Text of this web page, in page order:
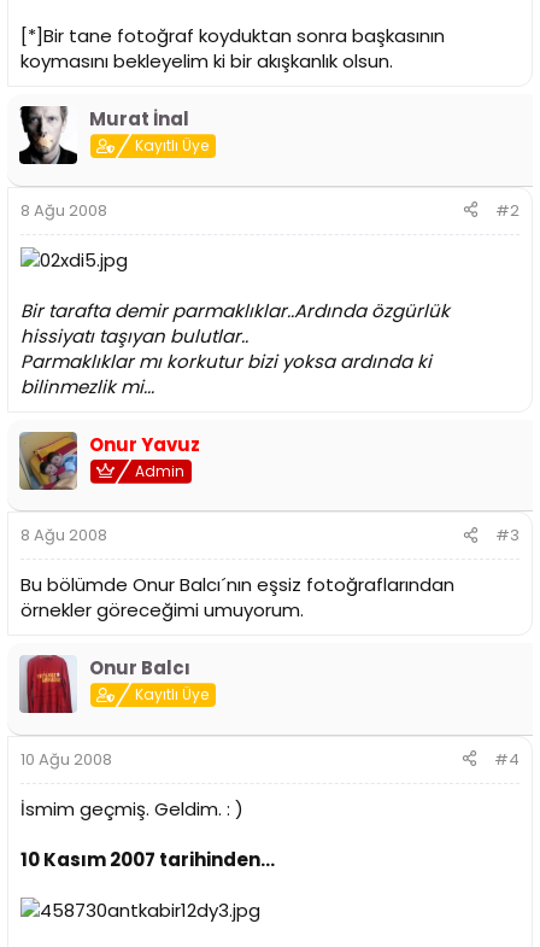
[*]Bir tane fotoğraf koyduktan sonra başkasının
koymasını bekleyelim ki bir akışkanlık olsun.
Murat İnal
Kayıtlı Üye
8 Ağu 2008 #2
Bir tarafta demir parmaklıklar..Ardında özgürlük
hissiyatı taşıyan bulutlar..
Parmaklıklar mı korkutur bizi yoksa ardında ki
bilinmezlik mi...
Onur Yavuz
Admin
8 Ağu 2008 #3
Bu bölümde Onur Balcı´nın eşsiz fotoğraflarından
örnekler göreceğimi umuyorum.
Onur Balcı
Kayıtlı Üye
10 Ağu 2008 #4
İsmim geçmiş. Geldim. : )
10 Kasım 2007 tarihinden...